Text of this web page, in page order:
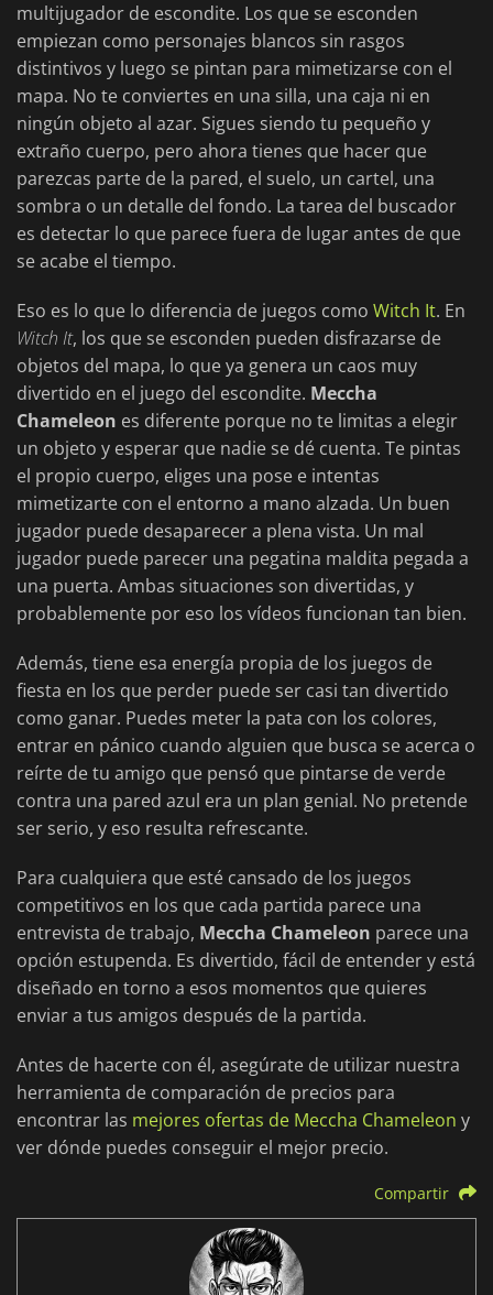
multijugador de escondite. Los que se esconden
empiezan como personajes blancos sin rasgos
distintivos y luego se pintan para mimetizarse con el
mapa. No te conviertes en una silla, una caja ni en
ningún objeto al azar. Sigues siendo tu pequeño y
extraño cuerpo, pero ahora tienes que hacer que
parezcas parte de la pared, el suelo, un cartel, una
sombra o un detalle del fondo. La tarea del buscador
es detectar lo que parece fuera de lugar antes de que
se acabe el tiempo.
Eso es lo que lo diferencia de juegos como Witch It. En
Witch It, los que se esconden pueden disfrazarse de
objetos del mapa, lo que ya genera un caos muy
divertido en el juego del escondite. Meccha
Chameleon es diferente porque no te limitas a elegir
un objeto y esperar que nadie se dé cuenta. Te pintas
el propio cuerpo, eliges una pose e intentas
mimetizarte con el entorno a mano alzada. Un buen
jugador puede desaparecer a plena vista. Un mal
jugador puede parecer una pegatina maldita pegada a
una puerta. Ambas situaciones son divertidas, y
probablemente por eso los vídeos funcionan tan bien.
Además, tiene esa energía propia de los juegos de
fiesta en los que perder puede ser casi tan divertido
como ganar. Puedes meter la pata con los colores,
entrar en pánico cuando alguien que busca se acerca o
reírte de tu amigo que pensó que pintarse de verde
contra una pared azul era un plan genial. No pretende
ser serio, y eso resulta refrescante.
Para cualquiera que esté cansado de los juegos
competitivos en los que cada partida parece una
entrevista de trabajo, Meccha Chameleon parece una
opción estupenda. Es divertido, fácil de entender y está
diseñado en torno a esos momentos que quieres
enviar a tus amigos después de la partida.
Antes de hacerte con él, asegúrate de utilizar nuestra
herramienta de comparación de precios para
encontrar las mejores ofertas de Meccha Chameleon y
ver dónde puedes conseguir el mejor precio.
Compartir